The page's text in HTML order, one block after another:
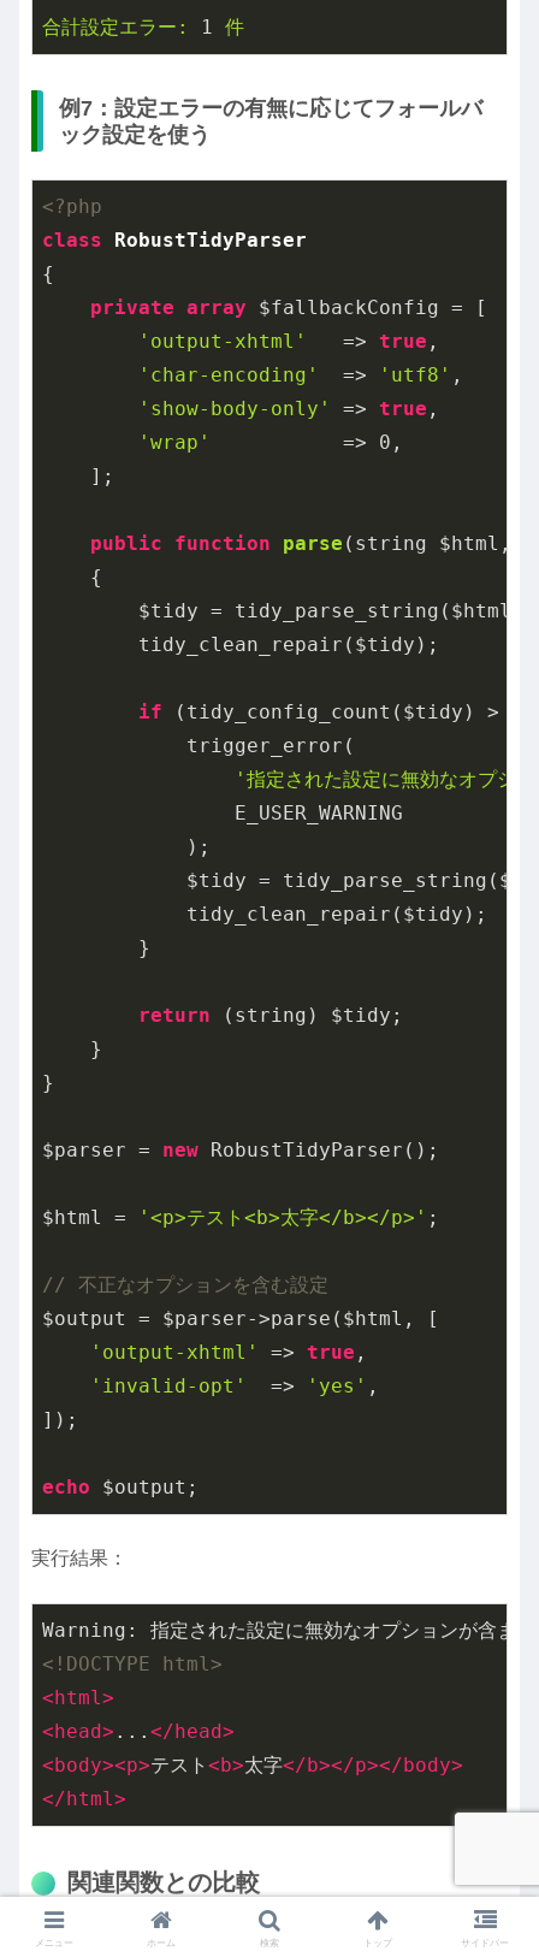
合計設定エラー: 1 件
例7：設定エラーの有無に応じてフォールバ
ック設定を使う
<?php
class
RobustTidyParser
{
private array $fallbackConfig = [
'output-xhtml'
   =>
true ,
'char-encoding'
  =>
'utf8' ,
'show-body-only'
=> true ,
'wrap'
           =>
0 ,
    ];
public function parse (string $html,
{
$tidy =
        tidy_clean_repair($tidy);
if (tidy_config_count($tidy) >
            trigger_error(
'指定された設定に無効なオプシ
                E_USER_WARNING
            );
$tidy =
            tidy_clean_repair($tidy);
        }
return (string) $tidy;
    }
}
$parser = new RobustTidyParser();
$html = '<p>テスト<b>太字</b></p>' ;
// 不正なオプションを含む設定
$output = $parser->parse($html, [
'output-xhtml'
=> true ,
'invalid-opt'
  =>
'yes' ,
]);
echo
実行結果：
<!DOCTYPE html>
<html >
<head> ... </head>
<body><p>テスト <b>太字</b></p></body>
</html >
関連関数との比較
メニュー ホーム 検索 トップ サイドバー